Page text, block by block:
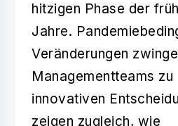
hitzigen Phase der
Jahre.
Veränderungen
Managementteams zu
innovativen
zeigen zugleich, wie